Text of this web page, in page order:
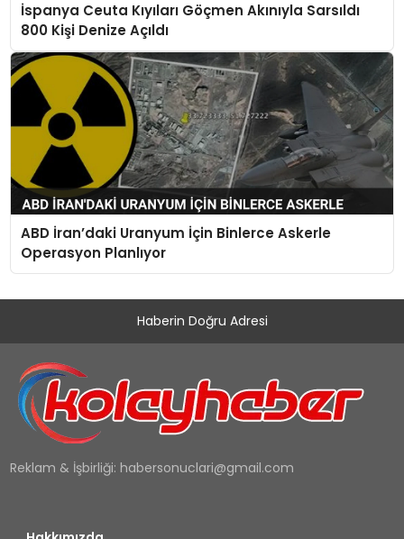
İspanya Ceuta Kıyıları Göçmen Akınıyla Sarsıldı
800 Kişi Denize Açıldı
ABD İran’daki Uranyum İçin Binlerce Askerle
Operasyon Planlıyor
Haberin Doğru Adresi
Reklam & İşbirliği: habersonuclari@gmail.com